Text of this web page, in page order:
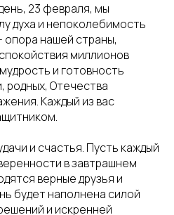
23 февраля, мы
духа и непоколебимость
опора нашей страны,
миллионов
и готовность
родных, Отечества
Каждый из вас
и счастья. Пусть каждый
в завтрашнем
верные друзья и
будет наполнена силой
и искренней